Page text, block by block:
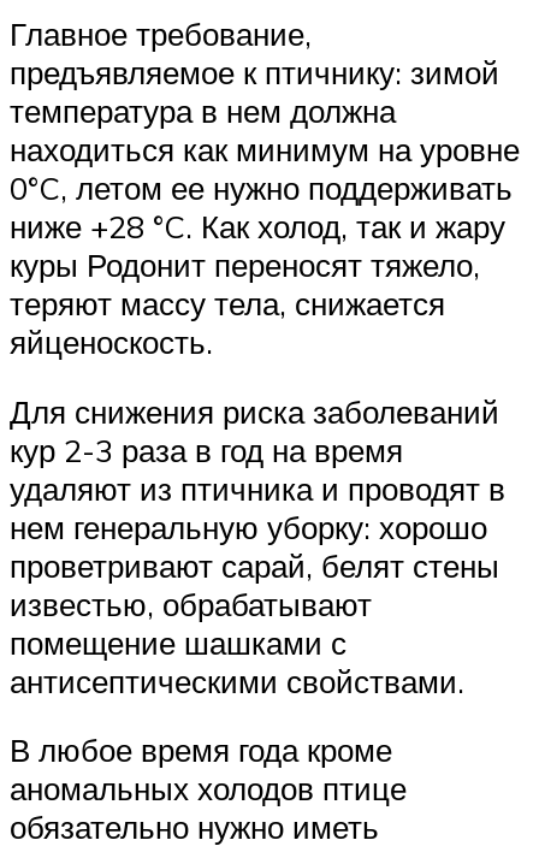
Главное требование,
предъявляемое к птичнику: зимой
температура в нем должна
находиться как минимум на уровне
0°C, летом ее нужно поддерживать
ниже +28 °C. Как холод, так и жару
куры Родонит переносят тяжело,
теряют массу тела, снижается
яйценоскость.
Для снижения риска заболеваний
кур 2-3 раза в год на время
удаляют из птичника и проводят в
нем генеральную уборку: хорошо
проветривают сарай, белят стены
известью, обрабатывают
помещение шашками с
антисептическими свойствами.
В любое время года кроме
аномальных холодов птице
обязательно нужно иметь